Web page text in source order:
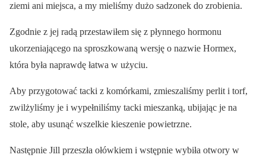
ziemi ani miejsca, a my mieliśmy dużo sadzonek do zrobienia.
Zgodnie z jej radą przestawiłem się z płynnego hormonu
ukorzeniającego na sproszkowaną wersję o nazwie Hormex,
która była naprawdę łatwa w użyciu.
Aby przygotować tacki z komórkami, zmieszaliśmy perlit i torf,
zwilżyliśmy je i wypełniliśmy tacki mieszanką, ubijając je na
stole, aby usunąć wszelkie kieszenie powietrzne.
Następnie Jill przeszła ołówkiem i wstępnie wybiła otwory w